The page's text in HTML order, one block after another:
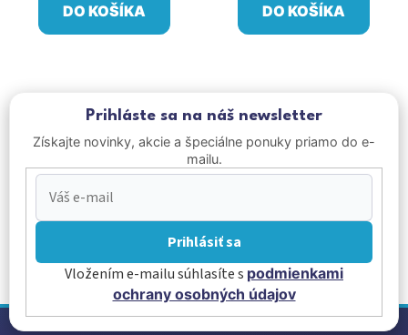
DO KOŠÍKA DO KOŠÍKA
Prihláste sa na náš newsletter
Získajte novinky, akcie a špeciálne ponuky priamo do e-
mailu.
Prihlásiť sa
Vložením e-mailu súhlasíte s podmienkami
ochrany osobných údajov
Z